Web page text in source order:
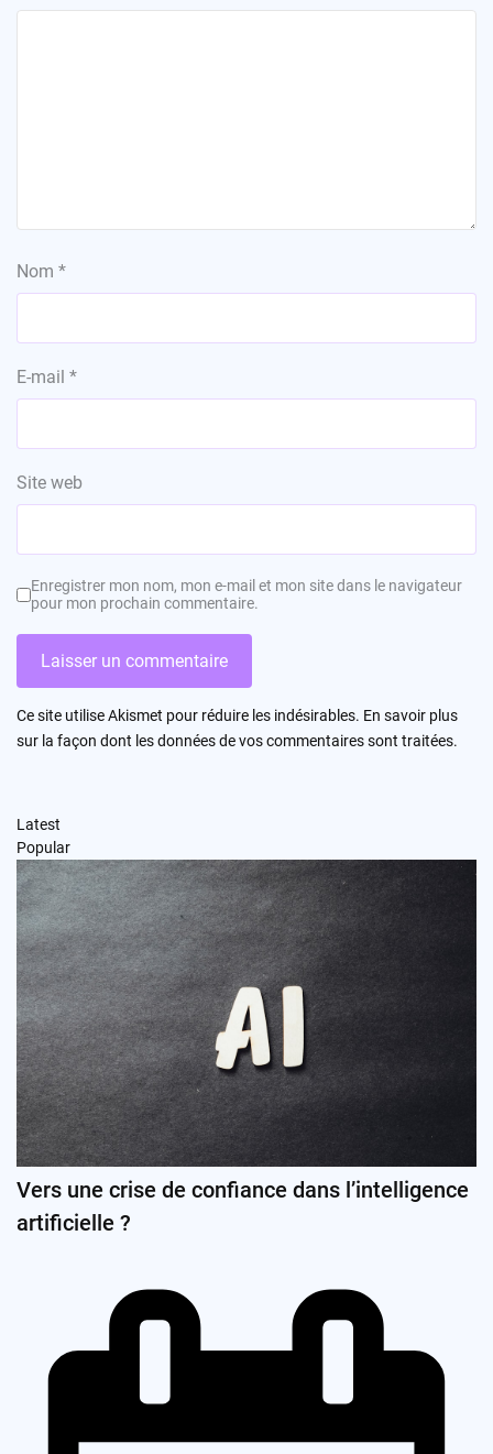
Nom *
E-mail *
Site web
Enregistrer mon nom, mon e-mail et mon site dans le navigateur
pour mon prochain commentaire.
Ce site utilise Akismet pour réduire les indésirables. En savoir plus
sur la façon dont les données de vos commentaires sont traitées.
Latest
Popular
Vers une crise de confiance dans l’intelligence
artificielle ?